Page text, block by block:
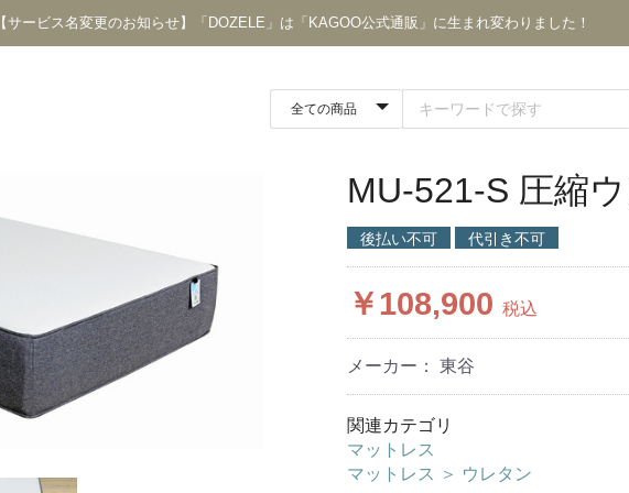
【サービス名変更のお知らせ】「DOZELE」は「KAGOO公式通販」に生まれ変わりました！
MU-521-S 圧縮
後払い不可 代引き不可
￥108,900 税込
メーカー： 東谷
関連カテゴリ
マットレス
マットレス
＞ ウレタン